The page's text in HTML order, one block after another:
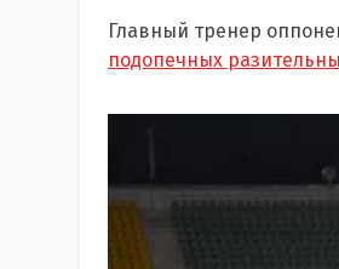
Главный тренер
подопечных